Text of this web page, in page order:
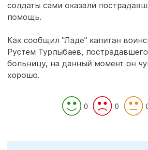
солдаты сами оказали
помощь.
Как сообщил "Ладе" капитан
Рустем Турлыбаев,
больницу, на данный момент он
хорошо.
0 0